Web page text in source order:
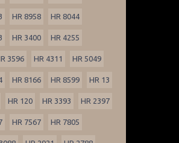
HR 8958 HR 8044
HR 3400 HR 4255
3596 HR 4311 HR 5049
HR 8166 HR 8599 HR 13
HR 120 HR 3393 HR 2397
HR 7567 HR 7805